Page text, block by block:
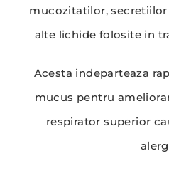
mucozitatilor, secretiilor
alte lichide folosite in
Acesta indeparteaza
mucus pentru
respirator superior